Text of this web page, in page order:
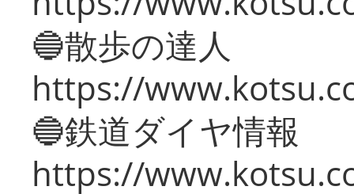
🔵散歩の達人
https://
🔵鉄道ダイヤ情報
https://